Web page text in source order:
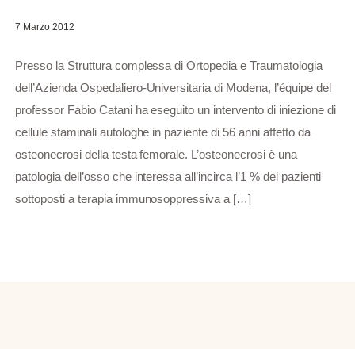
7 Marzo 2012
Presso la Struttura complessa di Ortopedia e Traumatologia
dell’Azienda Ospedaliero-Universitaria di Modena, l’équipe del
professor Fabio Catani ha eseguito un intervento di iniezione di
cellule staminali autologhe in paziente di 56 anni affetto da
osteonecrosi della testa femorale. L’osteonecrosi è una
patologia dell’osso che interessa all’incirca l’1 % dei pazienti
sottoposti a terapia immunosoppressiva a […]